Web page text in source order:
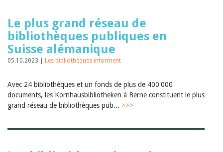
Le plus grand réseau de
bibliothèques publiques en
Suisse alémanique
05.10.2023 | Les bibliothèques informent
Avec 24 bibliothèques et un fonds de plus de 400'000
documents, les Kornhausbibliotheken à Berne constituent le plus
grand réseau de bibliothèques pub... >>>